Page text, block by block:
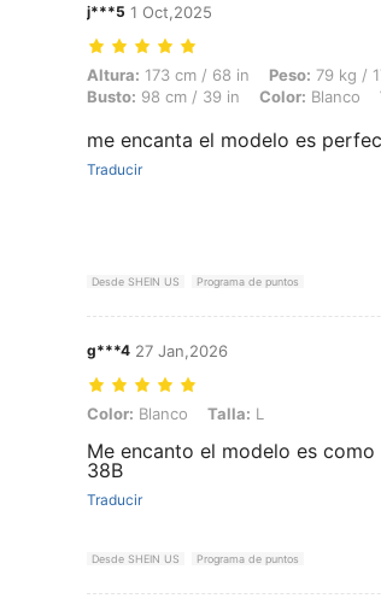
j***5 1 Oct,2025
Altura: 173 cm / 68 in, Peso: 79 kg / 174
Altura: 173 cm / 68 in Peso: 79 kg /
Busto: 98 cm / 39 in Color: Blanco
me encanta el modelo es
Traducir
Desde SHEIN US Programa de puntos
g***4 27 Jan,2026
Color: Blanco, Talla: L
Color: Blanco Talla: L
Me encanto el modelo es
38B
Traducir
Desde SHEIN US Programa de puntos